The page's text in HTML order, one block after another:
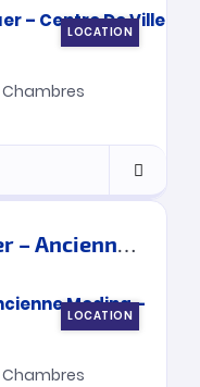
LOCATION
Chambres
Maison Meublé A Louer – Ancienne Medina – Tanger
LOCATION
Chambres